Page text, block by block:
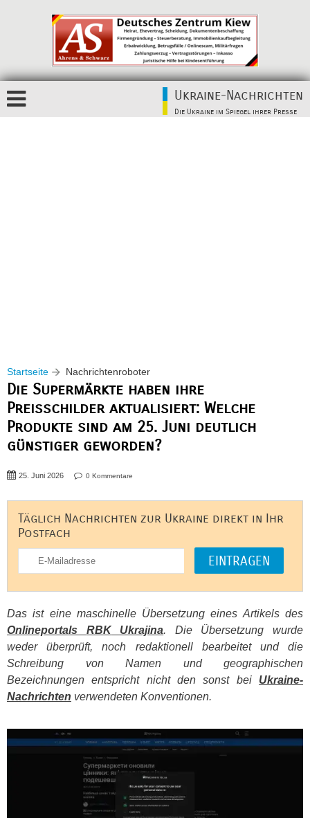
Ukraine-Nachrichten
Die Ukraine im Spiegel ihrer Presse
Startseite Nachrichtenroboter
Die Supermärkte haben ihre
Preisschilder aktualisiert: Welche
Produkte sind am 25. Juni deutlich
günstiger geworden?
25. Juni 2026 0 Kommentare
Täglich Nachrichten zur Ukraine direkt in Ihr
Postfach
Das ist eine maschinelle Übersetzung eines Artikels des
Onlineportals RBKUkrajina. Die Übersetzung wurde
weder überprüft, noch redaktionell bearbeitet und die
Schreibung von Namen und geographischen
Bezeichnungen entspricht nicht den sonst bei Ukraine-
Nachrichten verwendeten Konventionen.